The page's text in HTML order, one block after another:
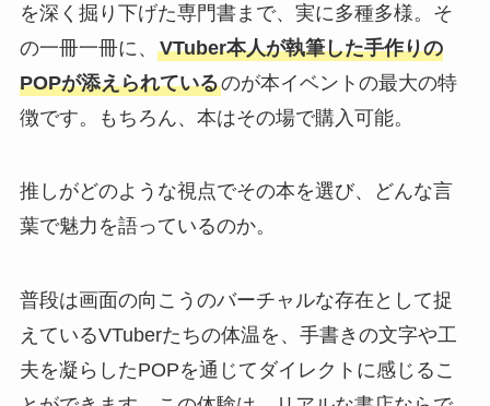
を深く掘り下げた専門書まで、実に多種多様。そ
の一冊一冊に、 VTuber本人が執筆した手作りの
POPが添えられているのが本イベントの最大の特
徴です。もちろん、本はその場で購入可能。
推しがどのような視点でその本を選び、どんな言
葉で魅力を語っているのか。
普段は画面の向こうのバーチャルな存在として捉
えているVTuberたちの体温を、手書きの文字や工
夫を凝らしたPOPを通じてダイレクトに感じるこ